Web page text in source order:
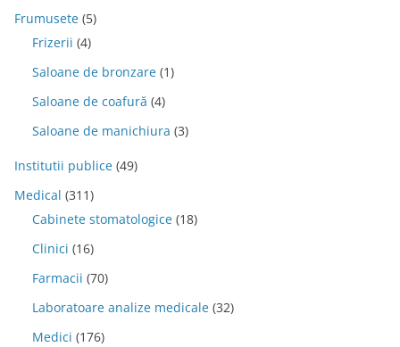
Frumusete (5)
Frizerii (4)
Saloane de bronzare (1)
Saloane de coafură (4)
Saloane de manichiura (3)
Institutii publice (49)
Medical (311)
Cabinete stomatologice (18)
Clinici (16)
Farmacii (70)
Laboratoare analize medicale (32)
Medici (176)